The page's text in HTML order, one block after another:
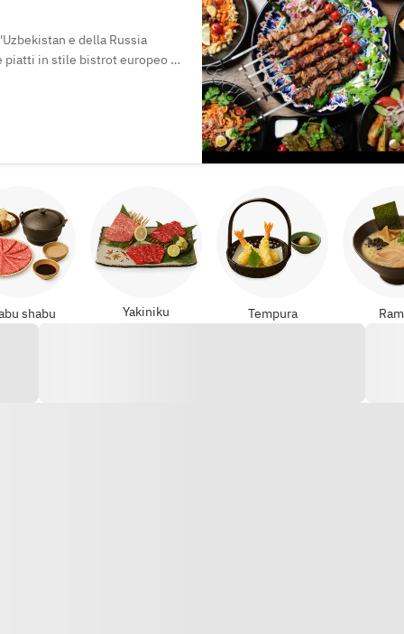
e della Russia
piatti in stile bistrot europeo ti
shabu Yakiniku Tempura